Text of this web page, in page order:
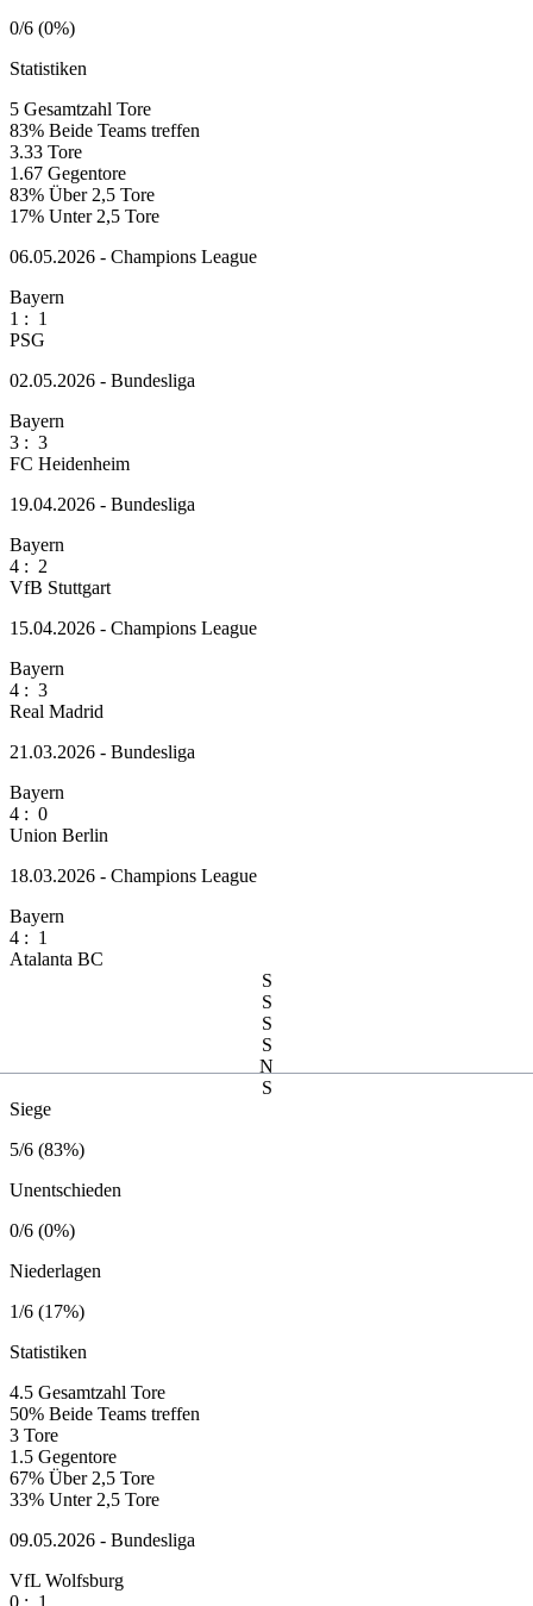
0/6 (0%)
Statistiken
5 Gesamtzahl Tore
83% Beide Teams treffen
3.33 Tore
1.67 Gegentore
83% Über 2,5 Tore
17% Unter 2,5 Tore
06.05.2026 - Champions League
Bayern
1 : 1
PSG
02.05.2026 - Bundesliga
Bayern
3 : 3
FC Heidenheim
19.04.2026 - Bundesliga
Bayern
4 : 2
VfB Stuttgart
15.04.2026 - Champions League
Bayern
4 : 3
Real Madrid
21.03.2026 - Bundesliga
Bayern
4 : 0
Union Berlin
18.03.2026 - Champions League
Bayern
4 : 1
Atalanta BC
S
S
S
S
N
S
Siege
5/6 (83%)
Unentschieden
0/6 (0%)
Niederlagen
1/6 (17%)
Statistiken
4.5 Gesamtzahl Tore
50% Beide Teams treffen
3 Tore
1.5 Gegentore
67% Über 2,5 Tore
33% Unter 2,5 Tore
09.05.2026 - Bundesliga
VfL Wolfsburg
0 : 1